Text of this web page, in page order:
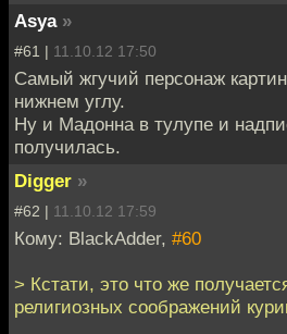
Asya »
#61 | 11.10.12 17:50
Самый жгучий персонаж
нижнем углу.
Ну и Мадонна в тулупе и
получилась.
Digger »
#62 | 11.10.12 17:59
Кому: BlackAdder, #60
> Кстати, это что же
религиозных соображений